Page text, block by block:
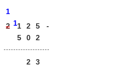
1
2 11 2 5
-
5
0 2
2 3